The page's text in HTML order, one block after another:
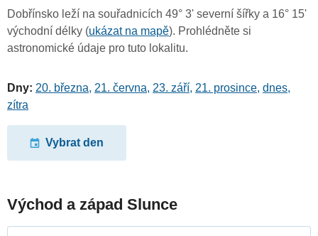
Dobřínsko leží na souřadnicích 49° 3' severní šířky a 16° 15'
východní délky (ukázat na mapě). Prohlédněte si
astronomické údaje pro tuto lokalitu.
Dny: 20. března, 21. června, 23. září, 21. prosince, dnes,
zítra
Vybrat den
Východ a západ Slunce